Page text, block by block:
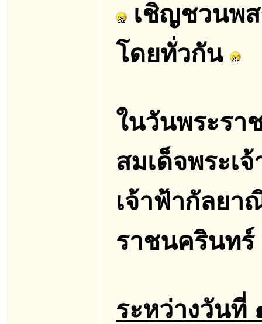
เชิญชวนพ
โดยทั่วกัน
ในวันพระรา
สมเด็จพระเ
เจ้าฟ้ากัลยา
ราชนครินทร์
ระหว่างวัน